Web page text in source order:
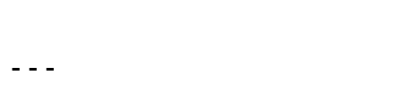
---